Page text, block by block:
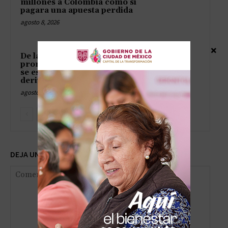
millones a Colombia como si
pagara una apuesta perdida
agosto 8, 2026
De la esperanza a la crisis: las
promesas de EE.UU. a Ucrania
se esfuman y dejan a Kiev a la
deriva
agosto 8, 2026
DEJA UNA RESPUESTA
×